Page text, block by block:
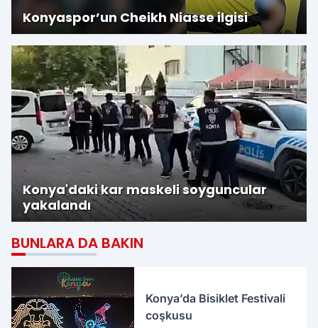
Konyaspor’un Cheikh Niasse ilgisi
Konya'daki kar maskeli soyguncular
yakalandı
BUNLARA DA BAKIN
Konya’da Bisiklet Festivali
coşkusu